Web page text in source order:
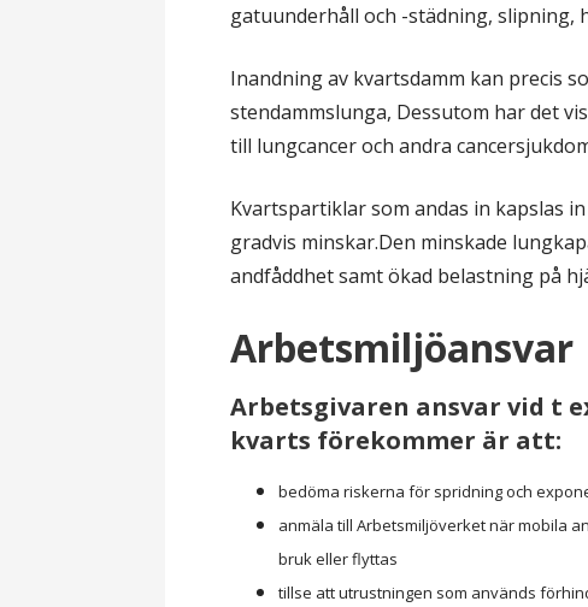
gatuunderhåll och -städning, slipning,
Inandning av kvartsdamm kan precis
stendammslunga, Dessutom har det
till lungcancer och andra
Kvartspartiklar som andas in kapslas
gradvis minskar.Den minskade
andfåddhet samt ökad belastning på
Arbetsmiljöansvar
Arbetsgivaren ansvar vid t
kvarts förekommer är att:
bedöma riskerna för spridning och
anmäla till Arbetsmiljöverket när mobila
bruk eller flyttas
tillse att utrustningen som används